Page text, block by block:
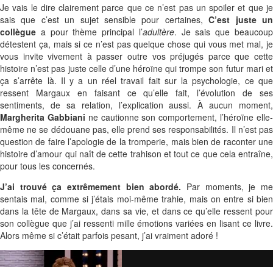
Je vais le dire clairement parce que ce n’est pas un spoiler et que je
sais que c’est un sujet sensible pour certaines,C’est juste un
collègue a pour thème principal l’adultère. Je sais que beaucoup
détestent ça, mais si ce n’est pas quelque chose qui vous met mal, je
vous invite vivement à passer outre vos préjugés parce que cette
histoire n’est pas juste celle d’une héroïne qui trompe son futur mari et
ça s’arrête là. Il y a un réel travail fait sur la psychologie, ce que
ressent Margaux en faisant ce qu’elle fait, l’évolution de ses
sentiments, de sa relation, l’explication aussi. À aucun moment,
Margherita Gabbiani ne cautionne son comportement, l’héroïne elle-
même ne se dédouane pas, elle prend ses responsabilités. Il n’est pas
question de faire l’apologie de la tromperie, mais bien de raconter une
histoire d’amour qui naît de cette trahison et tout ce que cela entraîne,
pour tous les concernés.
J’ai trouvé ça extrêmement bien abordé. Par moments, je me
sentais mal, comme si j’étais moi-même trahie, mais on entre si bien
dans la tête de Margaux, dans sa vie, et dans ce qu’elle ressent pour
son collègue que j’ai ressenti mille émotions variées en lisant ce livre.
Alors même si c’était parfois pesant, j’ai vraiment adoré !